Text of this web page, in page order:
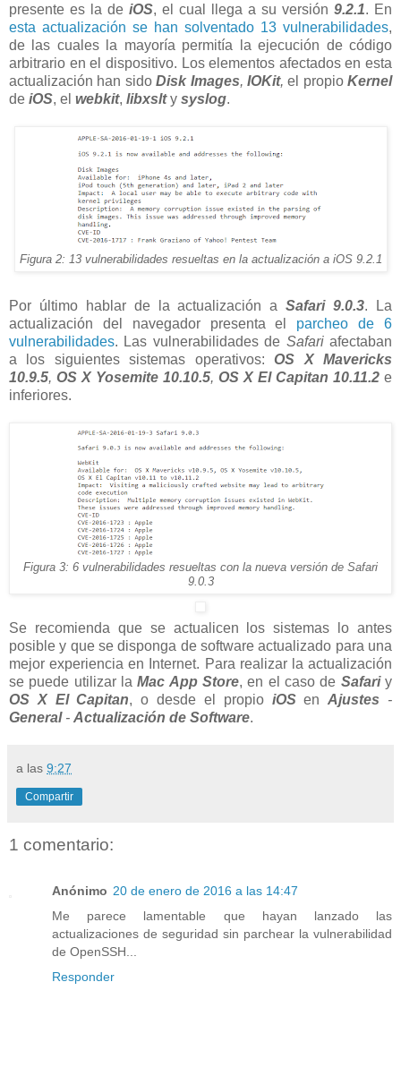
presente es la de iOS, el cual llega a su versión 9.2.1. En
esta actualización se han solventado 13 vulnerabilidades,
de las cuales la mayoría permitía la ejecución de código
arbitrario en el dispositivo. Los elementos afectados en esta
actualización han sido Disk Images, IOKit,el propio Kernel
de iOS, el webkit, libxslt y syslog.
Figura 2: 13 vulnerabilidades resueltas en la actualización a iOS 9.2.1
Por último hablar de la actualización aSafari 9.0.3. La
actualización del navegador presenta el parcheo de 6
vulnerabilidades. Las vulnerabilidades de Safariafectaban
a los siguientes sistemas operativos:OS X Mavericks
10.9.5, OS X Yosemite 10.10.5, OS X El Capitan 10.11.2 e
inferiores.
Figura 3: 6 vulnerabilidades resueltas con la nueva versión de Safari
9.0.3
Se recomienda que se actualicen los sistemas lo antes
posible y que se disponga de software actualizado para una
mejor experiencia en Internet. Para realizar la actualización
se puede utilizar laMac App Store, en el caso de Safari y
OS X El Capitan, o desde el propio iOS enAjustes -
General- Actualización de Software.
a las 9:27
Compartir
1 comentario:
Anónimo 20 de enero de 2016 a las 14:47
Me parece lamentable que hayan lanzado las
actualizaciones de seguridad sin parchear la vulnerabilidad
de OpenSSH...
Responder